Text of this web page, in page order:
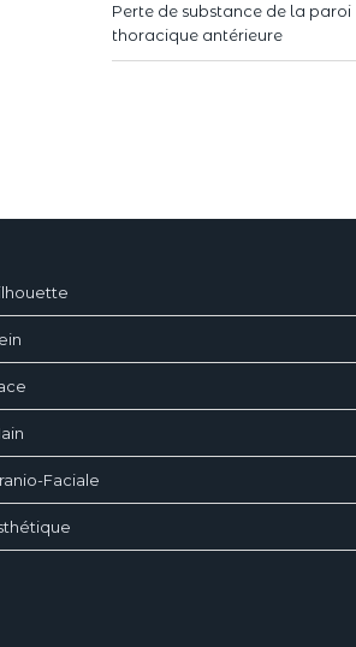
Perte de substance de la paroi
thoracique antérieure
Faciale